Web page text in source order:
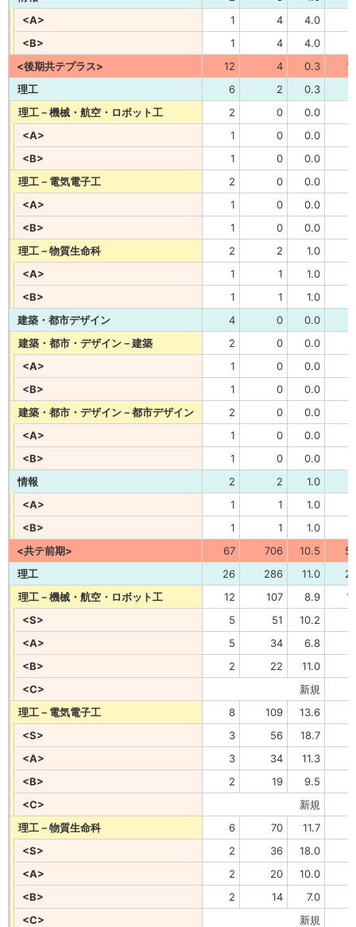
<A>
1 4 4.0
<B>
1 4 4.0
<後期共テプラス>
12 4 0.3
理工
6 2 0.3
理工－機械・航空・ロボット工
2 0 0.0
<A>
1 0 0.0
<B>
1 0 0.0
理工－電気電子工
2 0 0.0
<A>
1 0 0.0
<B>
1 0 0.0
理工－物質生命科
2 2 1.0
<A>
1 1 1.0
<B>
1 1 1.0
建築・都市デザイン
4 0 0.0
建築・都市・デザイン－建築
2 0 0.0
<A>
1 0 0.0
<B>
1 0 0.0
建築・都市・デザイン－都市デザイン
2 0 0.0
<A>
1 0 0.0
<B>
1 0 0.0
情報
2 2 1.0
<A>
1 1 1.0
<B>
1 1 1.0
<共テ前期>
67 706 10.5
理工
26 286 11.0
理工－機械・航空・ロボット工
12 107 8.9
<S>
5 51 10.2
<A>
5 34 6.8
<B>
2 22 11.0
<C>
新規
理工－電気電子工
8 109 13.6
<S>
3 56 18.7
<A>
3 34 11.3
<B>
2 19 9.5
<C>
新規
理工－物質生命科
6 70 11.7
<S>
2 36 18.0
<A>
2 20 10.0
<B>
2 14 7.0
<C>
新規